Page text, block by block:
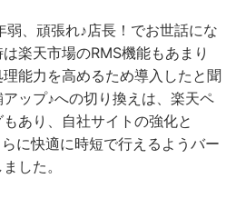
、頑張れ♪店長！でお世話にな
楽天市場のRMS機能もあまり
能力を高めるため導入したと聞
ップ♪への切り換えは、楽天ペ
あり、自社サイトの強化と
に快適に時短で行えるようバー
した。